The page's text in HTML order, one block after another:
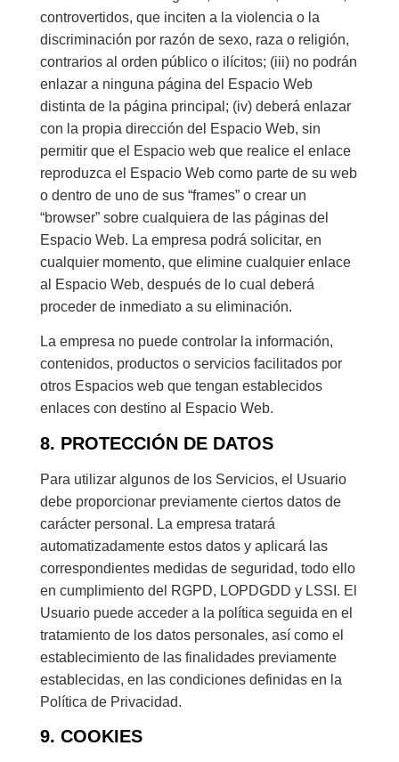
controvertidos, que inciten a la violencia o la
discriminación por razón de sexo, raza o religión,
contrarios al orden público o ilícitos; (iii) no podrán
enlazar a ninguna página del Espacio Web
distinta de la página principal; (iv) deberá enlazar
con la propia dirección del Espacio Web, sin
permitir que el Espacio web que realice el enlace
reproduzca el Espacio Web como parte de su web
o dentro de uno de sus “frames” o crear un
“browser” sobre cualquiera de las páginas del
Espacio Web. La empresa podrá solicitar, en
cualquier momento, que elimine cualquier enlace
al Espacio Web, después de lo cual deberá
proceder de inmediato a su eliminación.
La empresa no puede controlar la información,
contenidos, productos o servicios facilitados por
otros Espacios web que tengan establecidos
enlaces con destino al Espacio Web.
8. PROTECCIÓN DE DATOS
Para utilizar algunos de los Servicios, el Usuario
debe proporcionar previamente ciertos datos de
carácter personal. La empresa tratará
automatizadamente estos datos y aplicará las
correspondientes medidas de seguridad, todo ello
en cumplimiento del RGPD, LOPDGDD y LSSI. El
Usuario puede acceder a la política seguida en el
tratamiento de los datos personales, así como el
establecimiento de las finalidades previamente
establecidas, en las condiciones definidas en la
Política de Privacidad.
9. COOKIES